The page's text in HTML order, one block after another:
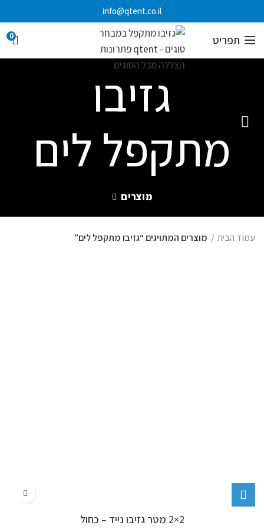
info@qtent.co.il
תפריט 0
גזיבו
מתקפל לים
מוצרים
עמוד הבית מוצרים המתויגים “גזיבו מתקפל לים”
2×2 מטר גזיבו נייד – כחול